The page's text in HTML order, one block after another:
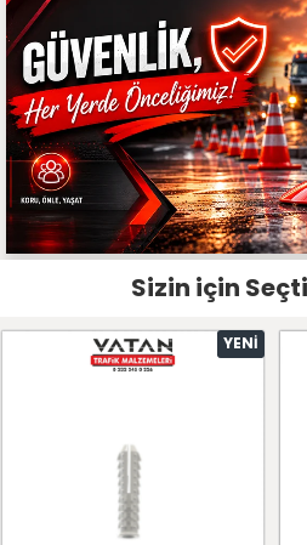
Sizin için
YENI